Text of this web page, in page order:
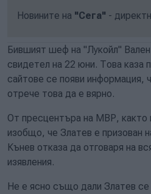
Новините на "Сега" -
Бившият шеф на "Лукойл"
свидетел на 22 юни. Това каза
сайтове се появи информация,
отрече това да е вярно.
От пресцентъра на МВР, както
изобщо, че Златев е призован
Кънев отказа да отговаря на
изявления.
Не е ясно също дали Златев